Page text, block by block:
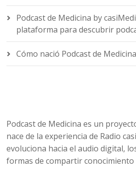
Podcast de Medicina by
plataforma para descubrir
Cómo nació Podcast de Medicina
Podcast de Medicina es un
nace de la experiencia de Radio
evoluciona hacia el audio digital,
formas de compartir